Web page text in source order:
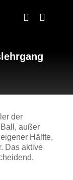
der
außer
Hälfte,
Das aktive